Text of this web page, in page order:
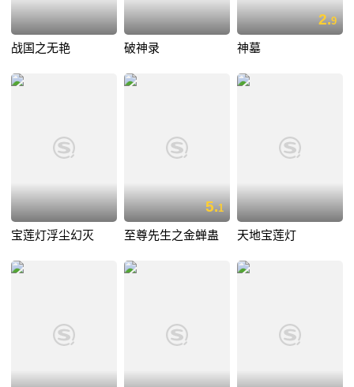
战国之无艳 破神录
2.9
神墓
宝莲灯浮尘幻灭
5.1
至尊先生之金蝉蛊 天地宝莲灯